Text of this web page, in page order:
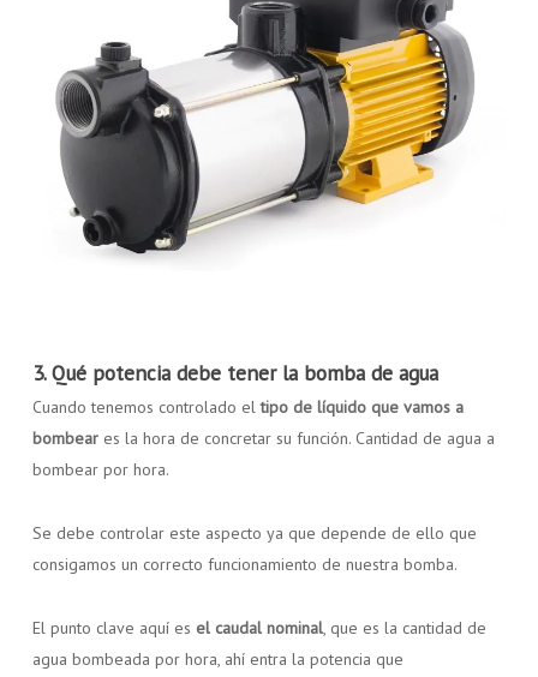
3. Qué potencia debe tener la bomba de agua
Cuando tenemos controlado eltipo de líquido que vamos a
bombeares la hora de concretar su función. Cantidad de agua a
bombear por hora.
Se debe controlar este aspecto ya que depende de ello que
consigamos un correcto funcionamiento de nuestra bomba.
El punto clave aquí es el caudal nominal, que es la cantidad de
agua bombeada por hora, ahí entra la potencia que